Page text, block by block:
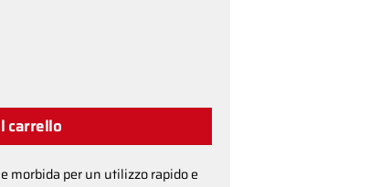
carrello
morbida per un utilizzo rapido e